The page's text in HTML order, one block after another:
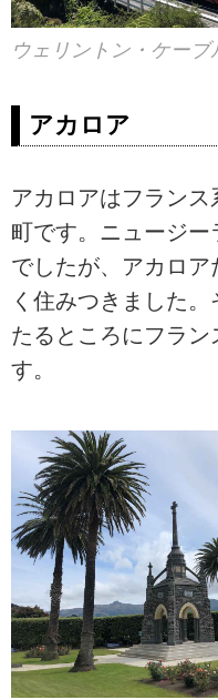
ウェリントン・ケーブ
アカロア
アカロアはフラン
町です。ニュージ
でしたが、アカロ
く住みつきました
たるところにフラン
す。